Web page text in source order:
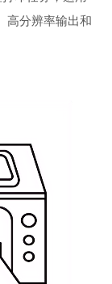
高分辨率输出和